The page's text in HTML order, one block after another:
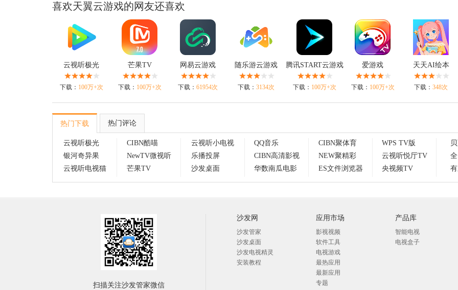
喜欢天翼云游戏的网友还喜欢
云视听极光
下载： 100万+次
芒果TV
下载： 100万+次
网易云游戏
下载： 61954次
随乐游云游戏
下载： 3134次
腾讯START云游戏
下载： 100万+次
爱游戏
下载： 100万+次
天天AI绘本
下载： 348次
热门下载 热门评论
云视听极光
银河奇异果
云视听电视猫
CIBN酷喵
NewTV微视听
芒果TV
云视听小电视
乐播投屏
沙发桌面
QQ音乐
CIBN高清影视
华数南瓜电影
CIBN聚体育
NEW聚精彩
ES文件浏览器
WPS TV版
云视听悦厅TV
央视频TV
扫描关注沙发管家微信
沙发网
沙发管家
沙发桌面
沙发电视精灵
安装教程
应用市场
影视视频
软件工具
电视游戏
最热应用
最新应用
专题
产品库
智能电视
电视盒子